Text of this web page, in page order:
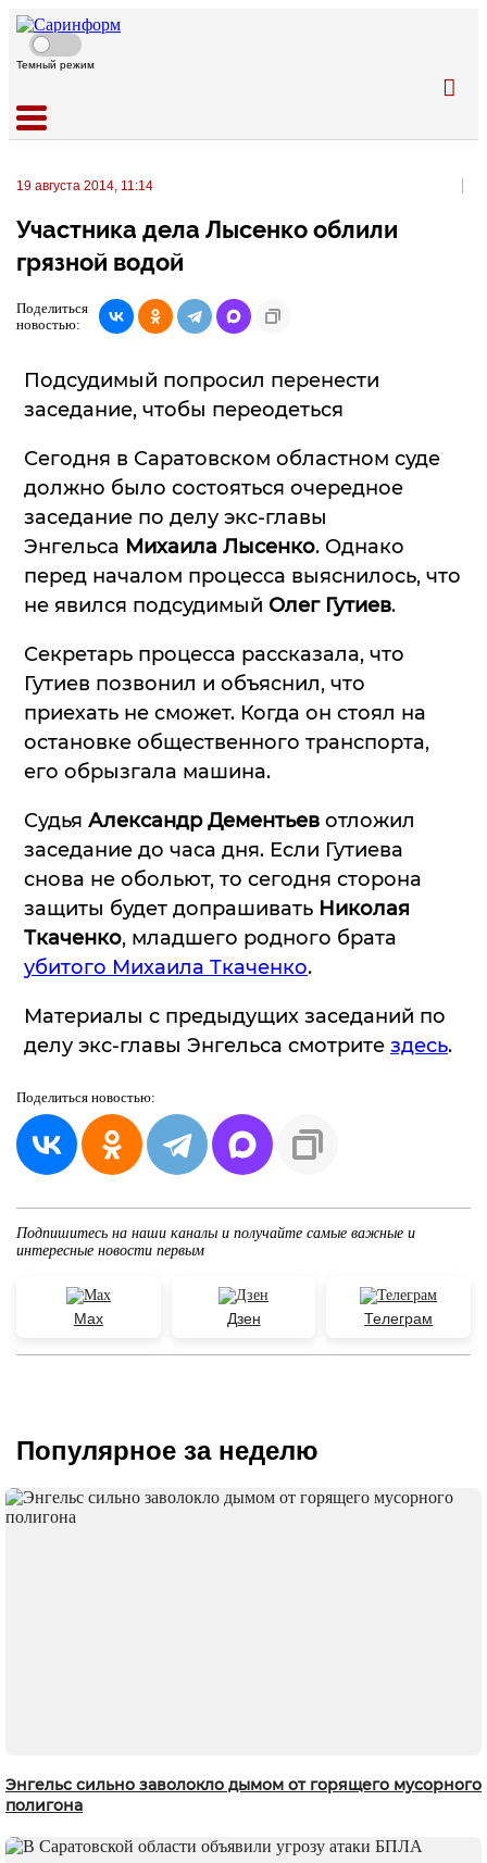
Темный режим
19 августа 2014, 11:14
Участника дела Лысенко облили
грязной водой
Поделиться
новостью:
Подсудимый попросил перенести
заседание, чтобы переодеться
Сегодня в Саратовском областном суде
должно было состояться очередное
заседание по делу экс-главы
Энгельса Михаила Лысенко. Однако
перед началом процесса выяснилось, что
не явился подсудимый Олег Гутиев.
Секретарь процесса рассказала, что
Гутиев позвонил и объяснил, что
приехать не сможет. Когда он стоял на
остановке общественного транспорта,
его обрызгала машина.
Судья Александр Дементьев отложил
заседание до часа дня. Если Гутиева
снова не обольют, то сегодня сторона
защиты будет допрашивать Николая
Ткаченко, младшего родного брата
убитого Михаила Ткаченко.
Материалы с предыдущих заседаний по
делу экс-главы Энгельса смотрите здесь.
Поделиться новостью:
Подпишитесь на наши каналы и получайте самые важные и
интересные новости первым
Max Дзен Телеграм
Популярное за неделю
Энгельс сильно заволокло дымом от горящего мусорного
полигона